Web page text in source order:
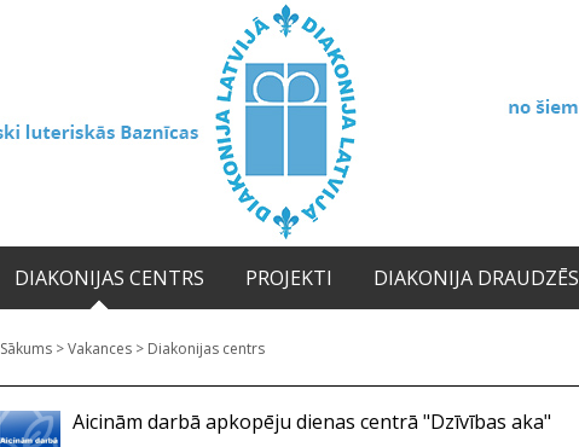
DIAKONIJAS CENTRS PROJEKTI DIAKONIJA DRAUDZĒS
Sākums >Vakances > Diakonijas centrs
Aicinām darbā apkopēju dienas centrā "Dzīvības aka"